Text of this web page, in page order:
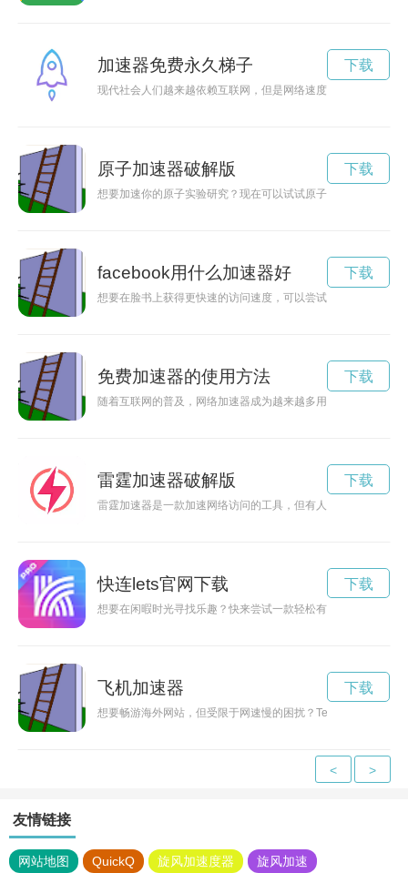
加速器免费永久梯子
现代社会人们越来越依赖互联网，但是网络速度的不给力常常
下载
原子加速器破解版
想要加速你的原子实验研究？现在可以试试原子加速器App啦
下载
facebook用什么加速器好
想要在脸书上获得更快速的访问速度，可以尝试一些加速方法
下载
免费加速器的使用方法
随着互联网的普及，网络加速器成为越来越多用户的选择。而
下载
雷霆加速器破解版
雷霆加速器是一款加速网络访问的工具，但有人试图破解它，
下载
快连lets官网下载
想要在闲暇时光寻找乐趣？快来尝试一款轻松有趣的连连看游
下载
飞机加速器
想要畅游海外网站，但受限于网速慢的困扰？Telegreat加速器
下载
< >
友情链接
网站地图 QuickQ 旋风加速度器 旋风加速